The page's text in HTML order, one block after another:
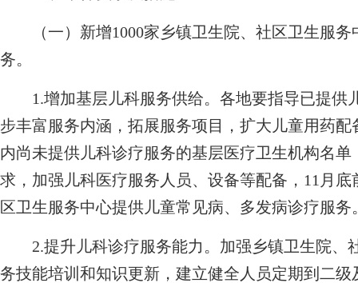
（一）新增1000家乡镇卫生院、社区卫生服务
务。
1.增加基层儿科服务供给。各地要指导已提供
步丰富服务内涵，拓展服务项目，扩大儿童用药
内尚未提供儿科诊疗服务的基层医疗卫生机构名
求，加强儿科医疗服务人员、设备等配备，11月
区卫生服务中心提供儿童常见病、多发病诊疗服务
2.提升儿科诊疗服务能力。加强乡镇卫生院、
务技能培训和知识更新，建立健全人员定期到二